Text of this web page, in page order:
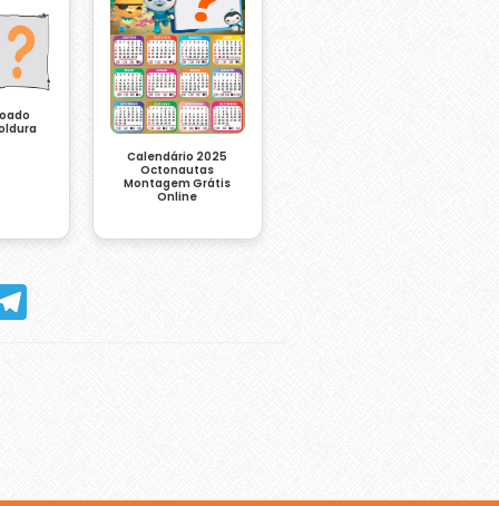
Calendário 2025
Octonautas
Montagem Grátis
Online
Telegram